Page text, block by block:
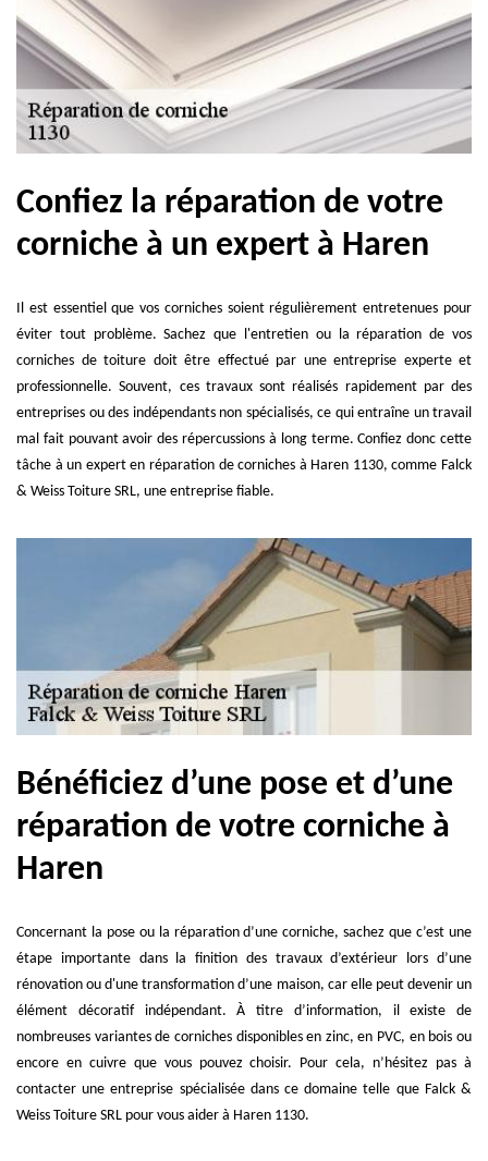
Confiez la réparation de votre
corniche à un expert à Haren
Il est essentiel que vos corniches soient régulièrement entretenues pour
éviter tout problème. Sachez que l'entretien ou la réparation de vos
corniches de toiture doit être effectué par une entreprise experte et
professionnelle. Souvent, ces travaux sont réalisés rapidement par des
entreprises ou des indépendants non spécialisés, ce qui entraîne un travail
mal fait pouvant avoir des répercussions à long terme. Confiez donc cette
tâche à un expert en réparation de corniches à Haren 1130, comme Falck
& Weiss Toiture SRL, une entreprise fiable.
Bénéficiez d’une pose et d’une
réparation de votre corniche à
Haren
Concernant la pose ou la réparation d’une corniche, sachez que c’est une
étape importante dans la finition des travaux d’extérieur lors d’une
rénovation ou d'une transformation d’une maison, car elle peut devenir un
élément décoratif indépendant. À titre d’information, il existe de
nombreuses variantes de corniches disponibles en zinc, en PVC, en bois ou
encore en cuivre que vous pouvez choisir. Pour cela, n’hésitez pas à
contacter une entreprise spécialisée dans ce domaine telle que Falck &
Weiss Toiture SRL pour vous aider à Haren 1130.